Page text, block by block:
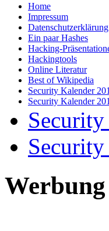
Home
Impressum
Datenschutzerklärung
Ein paar Hashes
Hacking-
Hackingtools
Online Literatur
Best of Wikipedia
Security Kalender
Security Kalender
Werbung